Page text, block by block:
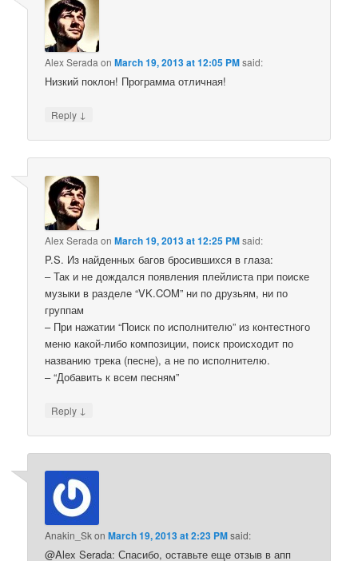
Alex Serada onMarch 19, 2013 at 12:05 PMsaid:
Низкий поклон! Программа отличная!
Reply ↓
Alex Serada onMarch 19, 2013 at 12:25 PMsaid:
P.S. Из найденных багов бросившихся в глаза:
– Так и не дождался появления плейлиста при поиске
музыки в разделе “VK.COM” ни по друзьям, ни по
группам
– При нажатии “Поиск по исполнителю” из контестного
меню какой-либо композиции, поиск происходит по
названию трека (песне), а не по исполнителю.
– “Добавить к всем песням”
Reply ↓
Anakin_SkonMarch 19, 2013 at 2:23 PMsaid:
@Alex Serada: Спасибо, оставьте еще отзыв в апп